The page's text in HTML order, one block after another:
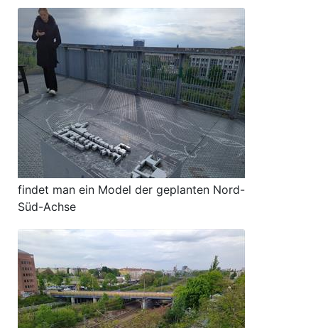
findet man ein Model der geplanten Nord-
Süd-Achse